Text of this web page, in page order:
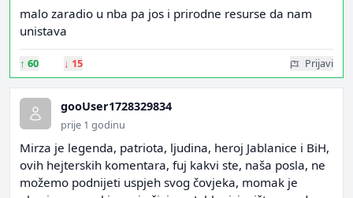
malo zaradio u nba pa jos i prirodne resurse da nam
unistava
↑ 60 ↓ 15 Prijavi
gooUser1728329834
prije 1 godinu
Mirza je legenda, patriota, ljudina, heroj Jablanice i BiH,
ovih hejterskih komentara, fuj kakvi ste, naša posla, ne
možemo podnijeti uspjeh svog čovjeka, momak je